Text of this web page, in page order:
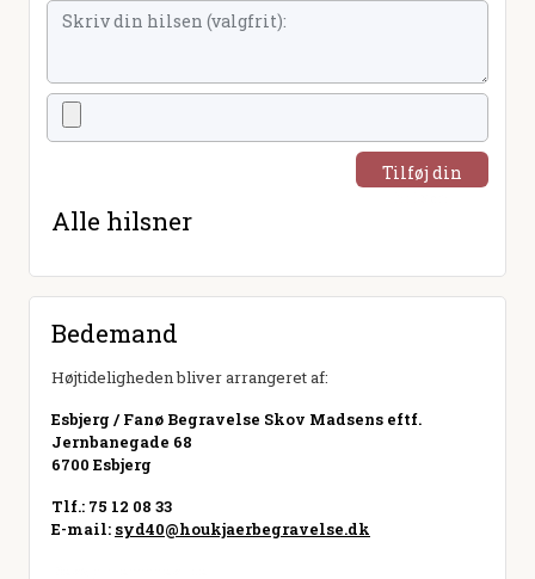
Tilføj din
Alle hilsner
Bedemand
Højtideligheden bliver arrangeret af:
Esbjerg / Fanø Begravelse Skov Madsens eftf.
Jernbanegade 68
6700 Esbjerg
Tlf.: 75 12 08 33
E-mail: syd40@houkjaerbegravelse.dk